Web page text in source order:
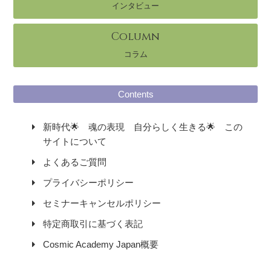
インタビュー
Column
コラム
Contents
新時代🌟 魂の表現 自分らしく生きる🌟 この
サイトについて
よくあるご質問
プライバシーポリシー
セミナーキャンセルポリシー
特定商取引に基づく表記
Cosmic Academy Japan概要